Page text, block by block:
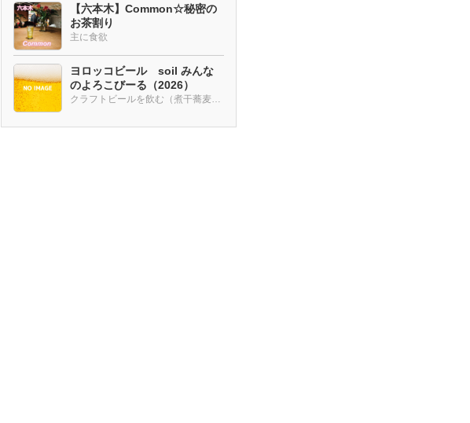
【六本木】Common☆秘密の
お茶割り
主に食欲
ヨロッコビール soil みんな
のよろこびーる（2026）
クラフトビールを飲む（煮干蕎麦も・・・）